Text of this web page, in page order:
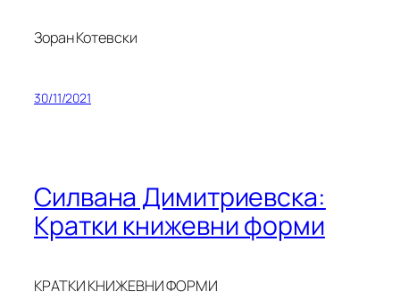
Зоран Котевски
30/11/2021
Силвана Димитриевска:
Кратки книжевни форми
КРАТКИ КНИЖЕВНИ ФОРМИ